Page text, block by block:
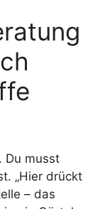
Du musst
„Hier drückt
– das